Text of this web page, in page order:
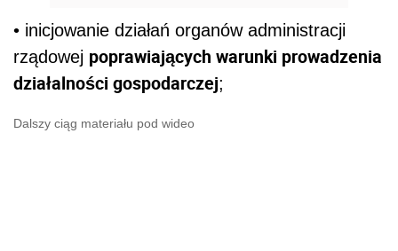
• inicjowanie działań organów administracji
rządowej poprawiających warunki prowadzenia
działalności gospodarczej;
Dalszy ciąg materiału pod wideo